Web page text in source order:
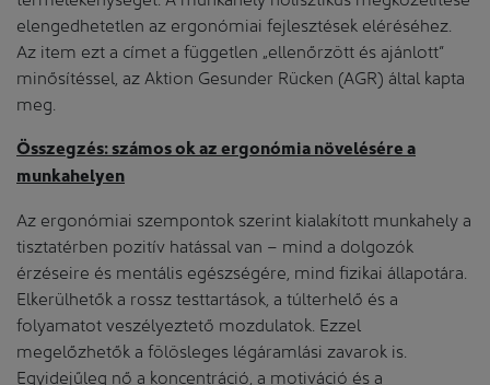
elengedhetetlen az ergonómiai fejlesztések eléréséhez.
Az item ezt a címet a független „ellenőrzött és ajánlott”
minősítéssel, az Aktion Gesunder Rücken (AGR) által kapta
meg.
Összegzés: számos ok az ergonómia növelésére a
munkahelyen
Az ergonómiai szempontok szerint kialakított munkahely a
tisztatérben pozitív hatással van – mind a dolgozók
érzéseire és mentális egészségére, mind fizikai állapotára.
Elkerülhetők a rossz testtartások, a túlterhelő és a
folyamatot veszélyeztető mozdulatok. Ezzel
megelőzhetők a fölösleges légáramlási zavarok is.
Egyidejűleg nő a koncentráció, a motiváció és a